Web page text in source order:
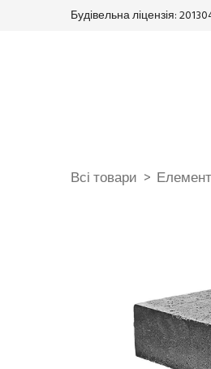
Будівельна ліцензія:
Всі товари